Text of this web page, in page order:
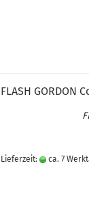
FLASH GOR­DON
Lieferzeit: ca. 7